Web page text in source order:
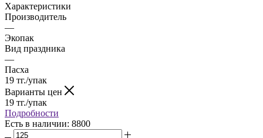
Характеристики
Производитель
—
Экопак
Вид праздника
—
Пасха
19 тг./упак
Варианты цен
19 тг./упак
Подробности
Есть в наличии: 8800